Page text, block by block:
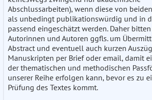
Abschlussarbeiten), wenn diese von
als unbedingt publikationswürdig und in
passend eingeschätzt werden. Daher
Autorinnen und Autoren ggfls. um
Abstract und eventuell auch kurzen
Manuskripten per Brief oder email, damit
der thematischen und methodischen
unserer Reihe erfolgen kann, bevor es zu
Prüfung des Textes kommt.